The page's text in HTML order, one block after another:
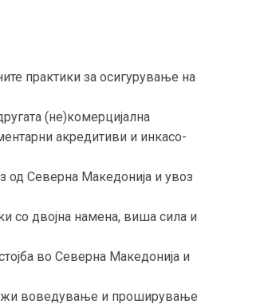
практики за осигурување на
(не)комерцијална
акредитиви и инкасо-
од Северна Македонија и увоз
со двојна намена, виша сила и
во Северна Македонија и
воведување и проширување